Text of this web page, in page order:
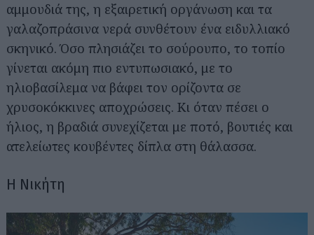
αμμουδιά της, η εξαιρετική οργάνωση και τα
γαλαζοπράσινα νερά συνθέτουν ένα ειδυλλιακό
σκηνικό. Όσο πλησιάζει το σούρουπο, το τοπίο
γίνεται ακόμη πιο εντυπωσιακό, με το
ηλιοβασίλεμα να βάφει τον ορίζοντα σε
χρυσοκόκκινες αποχρώσεις. Κι όταν πέσει ο
ήλιος, η βραδιά συνεχίζεται με ποτό, βουτιές και
ατελείωτες κουβέντες δίπλα στη θάλασσα.
Η Νικήτη